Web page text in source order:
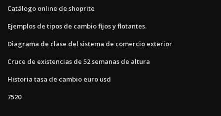
Catálogo online de shoprite
Ejemplos de tipos de cambio fijos y flotantes.
Diagrama de clase del sistema de comercio exterior
Cruce de existencias de 52 semanas de altura
Historia tasa de cambio euro usd
7520